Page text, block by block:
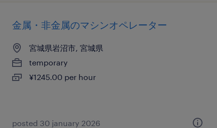
金属・非金属のマシンオペレーター
宮城県岩沼市, 宮城県
temporary
¥1245.00 per hour
posted 30 january 2026